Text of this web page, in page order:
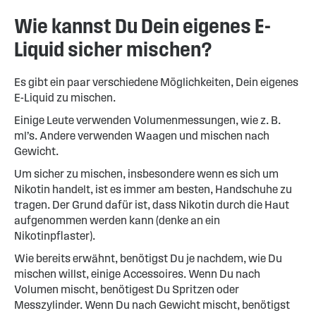
Wie kannst Du Dein eigenes E-
Liquid sicher mischen?
Es gibt ein paar verschiedene Möglichkeiten, Dein eigenes
E-Liquid zu mischen.
Einige Leute verwenden Volumenmessungen, wie z. B.
ml’s. Andere verwenden Waagen und mischen nach
Gewicht.
Um sicher zu mischen, insbesondere wenn es sich um
Nikotin handelt, ist es immer am besten, Handschuhe zu
tragen. Der Grund dafür ist, dass Nikotin durch die Haut
aufgenommen werden kann (denke an ein
Nikotinpflaster).
Wie bereits erwähnt, benötigst Du je nachdem, wie Du
mischen willst, einige Accessoires. Wenn Du nach
Volumen mischt, benötigest Du Spritzen oder
Messzylinder. Wenn Du nach Gewicht mischt, benötigst